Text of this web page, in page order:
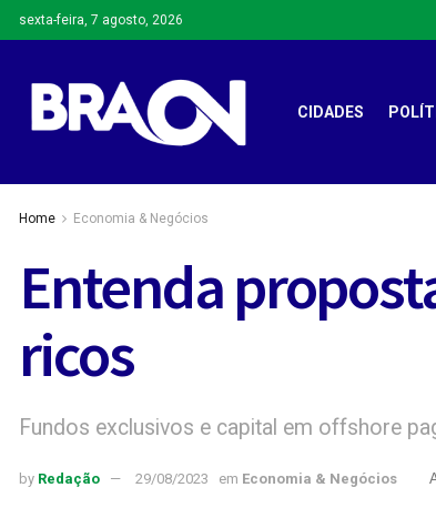
sexta-feira, 7 agosto, 2026
CIDADES
Home Economia & Negócios
Entenda
ricos
Fundos exclusivos e capital em offshore
by Redação 29/08/2023 em Economia & Negócios